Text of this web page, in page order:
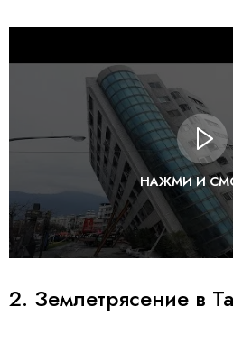
НАЖМИ И
2. Землетрясение в